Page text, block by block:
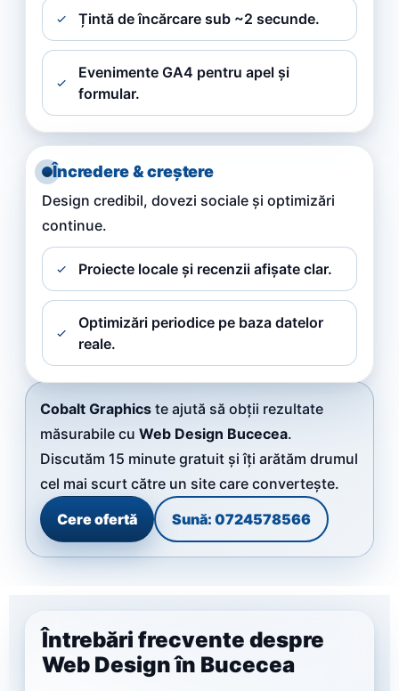
Țintă de încărcare sub ~2 secunde.
Evenimente GA4 pentru apel și
formular.
Încredere & creștere
Design credibil, dovezi sociale și optimizări
continue.
Proiecte locale și recenzii afișate clar.
Optimizări periodice pe baza datelor
reale.
Cobalt Graphics te ajută să obții rezultate
măsurabile cu Web Design Bucecea.
Discutăm 15 minute gratuit și îți arătăm drumul
cel mai scurt către un site care convertește.
Cere ofertă
Sună: 0724578566
Întrebări frecvente despre
Web Design în Bucecea